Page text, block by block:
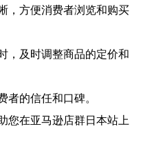
，方便消费者浏览和购买
，及时调整商品的定价和
的信任和口碑。
您在亚马逊店群日本站上